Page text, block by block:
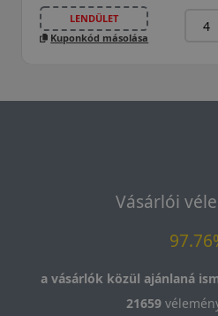
LENDÜLET
Kuponkód másolása
Vásárlói
a vásárlók közül ajánlaná
21659